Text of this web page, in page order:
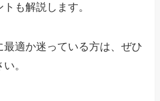
も解説します。
最適か迷っている方は、ぜひ
。